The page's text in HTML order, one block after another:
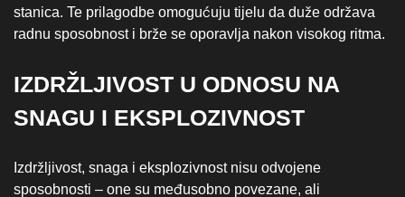
stanica. Te prilagodbe omogućuju tijelu da duže održava
radnu sposobnost i brže se oporavlja nakon visokog ritma.
IZDRŽLJIVOST U ODNOSU NA
SNAGU I EKSPLOZIVNOST
Izdržljivost, snaga i eksplozivnost nisu odvojene
sposobnosti – one su međusobno povezane, ali